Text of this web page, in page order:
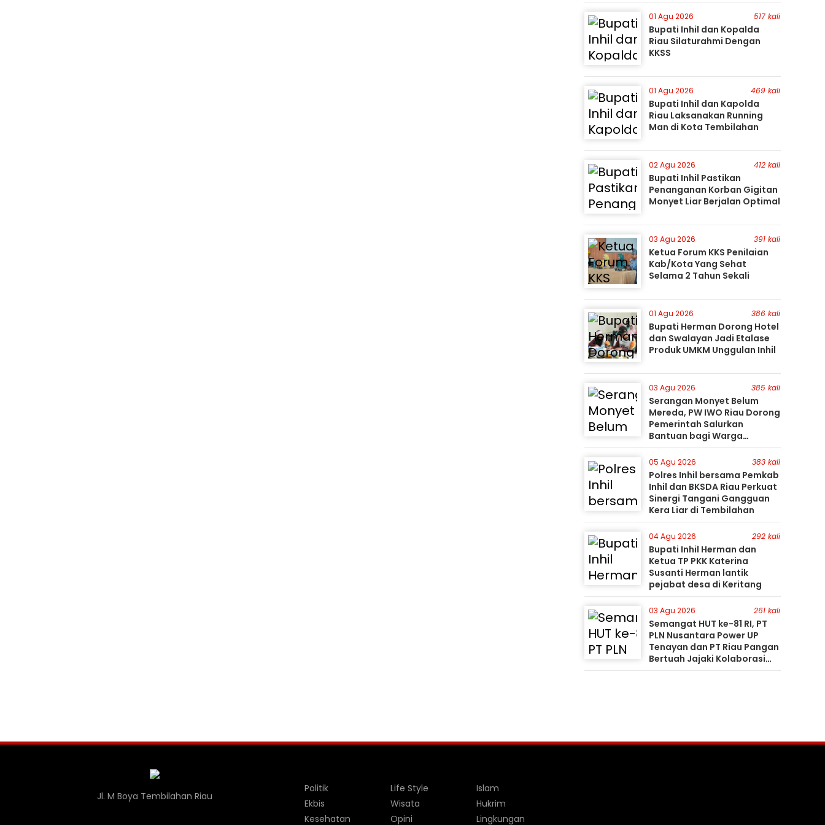
01 Agu 2026 517 kali
Bupati Inhil dan Kopalda
Riau Silaturahmi Dengan
KKSS
01 Agu 2026 469 kali
Bupati Inhil dan Kapolda
Riau Laksanakan Running
Man di Kota Tembilahan
02 Agu 2026 412 kali
Bupati Inhil Pastikan
Penanganan Korban Gigitan
Monyet Liar Berjalan Optimal
03 Agu 2026 391 kali
Ketua Forum KKS Penilaian
Kab/Kota Yang Sehat
Selama 2 Tahun Sekali
01 Agu 2026 386 kali
Bupati Herman Dorong Hotel
dan Swalayan Jadi Etalase
Produk UMKM Unggulan Inhil
03 Agu 2026 385 kali
Serangan Monyet Belum
Mereda, PW IWO Riau Dorong
Pemerintah Salurkan
Bantuan bagi Warga
Terdampak
05 Agu 2026 383 kali
Polres Inhil bersama Pemkab
Inhil dan BKSDA Riau Perkuat
Sinergi Tangani Gangguan
Kera Liar di Tembilahan
04 Agu 2026 292 kali
Bupati Inhil Herman dan
Ketua TP PKK Katerina
Susanti Herman lantik
pejabat desa di Keritang
03 Agu 2026 261 kali
Semangat HUT ke-81 RI, PT
PLN Nusantara Power UP
Tenayan dan PT Riau Pangan
Bertuah Jajaki Kolaborasi
Pemanfaatan Limbah FABA
Jl. M Boya Tembilahan Riau
Politik
Ekbis
Kesehatan
Life Style
Wisata
Opini
Islam
Hukrim
Lingkungan